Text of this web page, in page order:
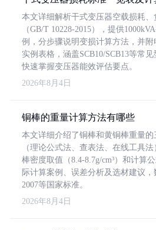
本文详细解析干式变压器空载损耗
（GB/T 10228-2015），提供
例，分步骤说明变损计算方法，并
实例表格，涵盖SCB10/SCB13等常
快速掌握变压器能效评估要点。
2026年8月4日
铜棒的重量计算方法有哪些
本文详细介绍了铜棒和黄铜棒重量
（理论公式法、查表法、在线工具
棒密度取值（8.4-8.7g/cm³）和计算
际计算案例、误差分析及选材建议，
2007等国家标准。
2026年8月4日